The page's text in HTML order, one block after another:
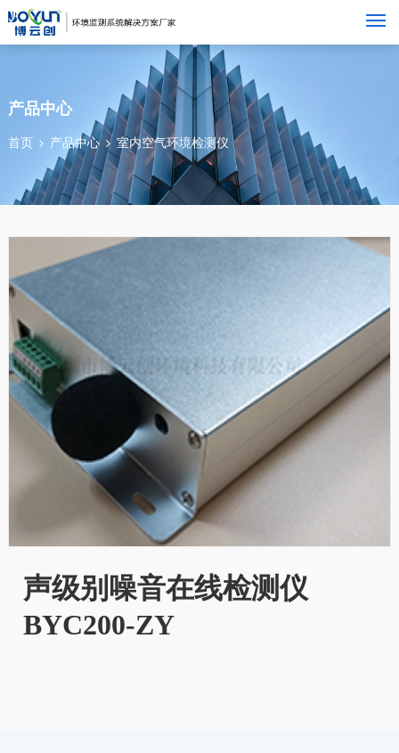
产品中心
首页 产品中心 室内空气环境检测仪
声级别噪音在线检测仪
BYC200-ZY